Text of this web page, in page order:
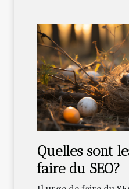
Quelles sont
faire du SEO?